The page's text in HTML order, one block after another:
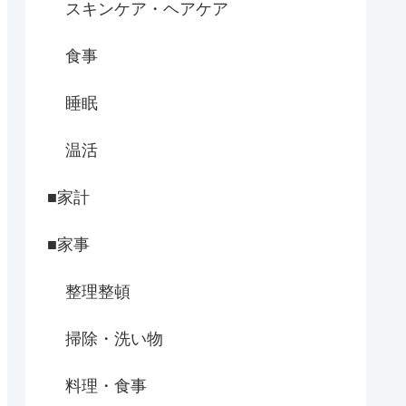
スキンケア・ヘアケア
食事
睡眠
温活
■家計
■家事
整理整頓
掃除・洗い物
料理・食事